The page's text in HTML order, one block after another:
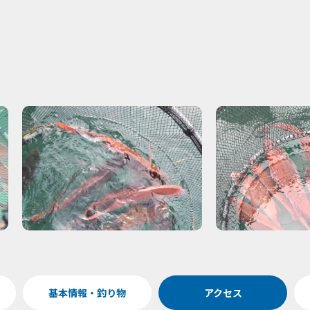
基本情報・釣り物 アクセス